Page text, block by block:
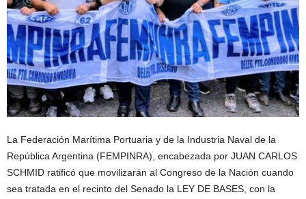
La Federación Marítima Portuaria y de la Industria Naval de la
República Argentina (FEMPINRA), encabezada por JUAN CARLOS
SCHMID ratificó que movilizarán al Congreso de la Nación cuando
sea tratada en el recinto del Senado la LEY DE BASES, con la